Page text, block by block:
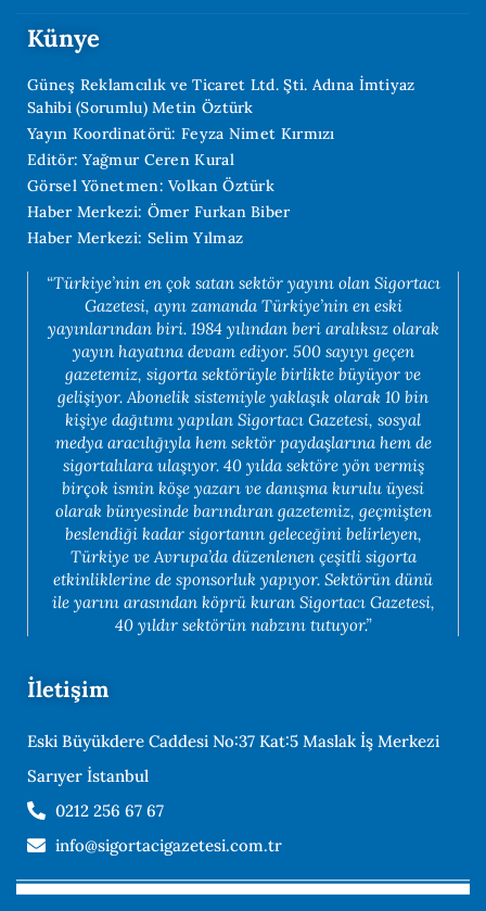
Künye
Güneş Reklamcılık ve Ticaret Ltd. Şti. Adına İmtiyaz
Sahibi (Sorumlu) Metin Öztürk
Yayın Koordinatörü: Feyza Nimet Kırmızı
Editör: Yağmur Ceren Kural
Görsel Yönetmen: Volkan Öztürk
Haber Merkezi: Ömer Furkan Biber
Haber Merkezi: Selim Yılmaz
“Türkiye’nin en çok satan sektör yayını olan Sigortacı
Gazetesi, aynı zamanda Türkiye’nin en eski
yayınlarından biri. 1984 yılından beri aralıksız olarak
yayın hayatına devam ediyor. 500 sayıyı geçen
gazetemiz, sigorta sektörüyle birlikte büyüyor ve
gelişiyor. Abonelik sistemiyle yaklaşık olarak 10 bin
kişiye dağıtımı yapılan Sigortacı Gazetesi, sosyal
medya aracılığıyla hem sektör paydaşlarına hem de
sigortalılara ulaşıyor. 40 yılda sektöre yön vermiş
birçok ismin köşe yazarı ve danışma kurulu üyesi
olarak bünyesinde barındıran gazetemiz, geçmişten
beslendiği kadar sigortanın geleceğini belirleyen,
Türkiye ve Avrupa’da düzenlenen çeşitli sigorta
etkinliklerine de sponsorluk yapıyor. Sektörün dünü
ile yarını arasından köprü kuran Sigortacı Gazetesi,
40 yıldır sektörün nabzını tutuyor.”
İletişim
Eski Büyükdere Caddesi No:37 Kat:5 Maslak İş Merkezi
Sarıyer İstanbul
0212 256 67 67
info@sigortacigazetesi.com.tr